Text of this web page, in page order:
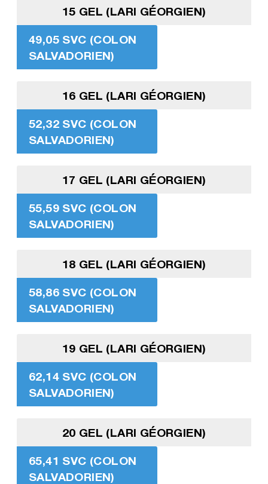
15 GEL (LARI GÉORGIEN)
49,05 SVC (COLON
SALVADORIEN)
16 GEL (LARI GÉORGIEN)
52,32 SVC (COLON
SALVADORIEN)
17 GEL (LARI GÉORGIEN)
55,59 SVC (COLON
SALVADORIEN)
18 GEL (LARI GÉORGIEN)
58,86 SVC (COLON
SALVADORIEN)
19 GEL (LARI GÉORGIEN)
62,14 SVC (COLON
SALVADORIEN)
20 GEL (LARI GÉORGIEN)
65,41 SVC (COLON
SALVADORIEN)